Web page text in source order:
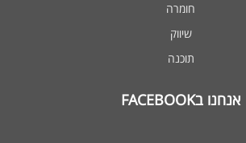
חומרה
שיווק
תוכנה
אנחנו בFACEBOOK